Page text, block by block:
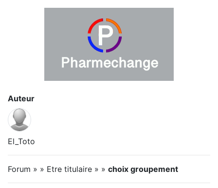
Auteur
El_Toto
Forum » » Etre titulaire » » choix groupement